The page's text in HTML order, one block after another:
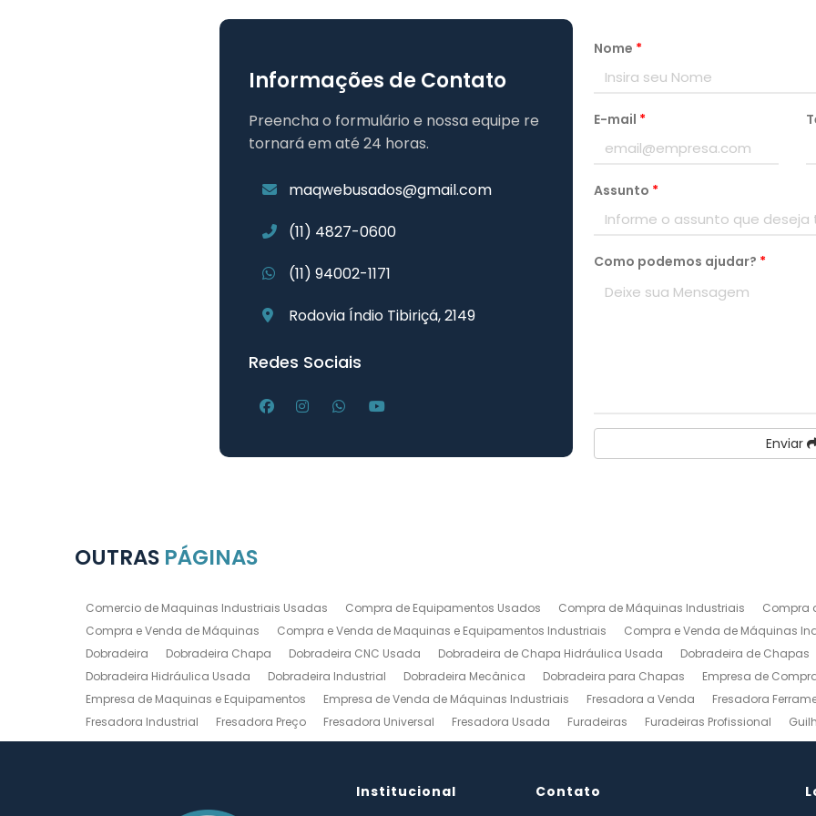
Informações de Contato
Preencha o formulário e nossa equipe re
tornará em até 24 horas.
maqwebusados@gmail.com
(11) 4827-0600
(11) 94002-1171
Rodovia Índio Tibiriçá, 2149
Redes Sociais
Nome *
E-mail *
Assunto *
Como podemos ajudar? *
Enviar
OUTRAS PÁGINAS
Comercio de Maquinas Industriais Usadas Compra de Equipamentos Usados Compra de Máquinas Industriais
Compra
Compra e Venda de Máquinas
Compra e Venda de Maquinas e Equipamentos Industriais Compra e Venda de Máquinas
Dobradeira
Dobradeira Chapa Dobradeira CNC Usada Dobradeira de Chapa Hidráulica Usada Dobradeira de Chapas
Dobradeira Hidráulica Usada
Dobradeira Industrial Dobradeira Mecânica Dobradeira para Chapas
Empresa de
Empresa de Maquinas e Equipamentos
Empresa de Venda de Máquinas Industriais Fresadora a Venda Fresadora
Fresadora Industrial
Fresadora Preço Fresadora Universal Fresadora Usada Furadeiras Furadeiras Profissional
Guilhotina Industrial
Guilhotina Industrial para Chapas de Aço Maquinas para Marcenaria Maquinas para Marcenaria a
Torno Mecânico Usado Barato Venda de Máquinas Industriais Venda de Máquinas Industriais
Compro Torno Mecanico
Institucional Contato